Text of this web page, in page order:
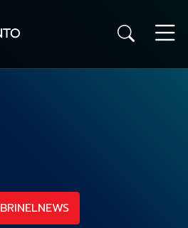
BRINELNEWS